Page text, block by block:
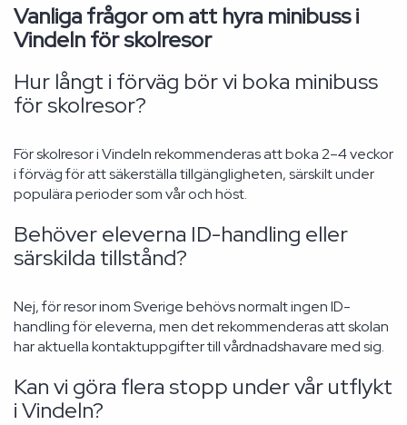
Vanliga frågor om att hyra minibuss i
Vindeln för skolresor
Hur långt i förväg bör vi boka minibuss
för skolresor?
För skolresor i Vindeln rekommenderas att boka 2–4 veckor
i förväg för att säkerställa tillgängligheten, särskilt under
populära perioder som vår och höst.
Behöver eleverna ID-handling eller
särskilda tillstånd?
Nej, för resor inom Sverige behövs normalt ingen ID-
handling för eleverna, men det rekommenderas att skolan
har aktuella kontaktuppgifter till vårdnadshavare med sig.
Kan vi göra flera stopp under vår utflykt
i Vindeln?